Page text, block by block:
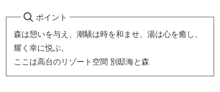
ポイント
森は憩いを与え、潮騒は時を和ませ、湯は心を癒し、
耀く幸に悦ぶ。
ここは高台のリゾート空間 別邸海と森